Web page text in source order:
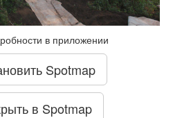
в приложении
Spotmap
в Spotmap